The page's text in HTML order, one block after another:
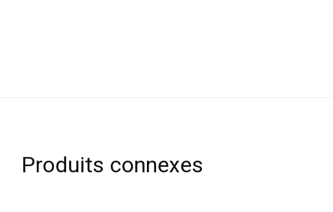
Produits connexes